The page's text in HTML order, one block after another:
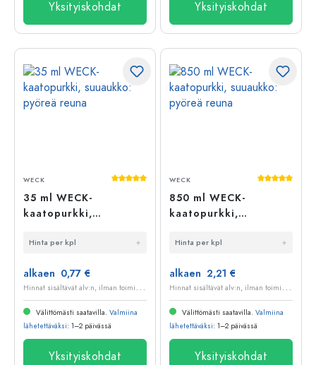
Yksityiskohdat Yksityiskohdat
Keskimääräinen arvosana 5 5 tähdestä
WECK
35 ml WECK-
kaatopurkki,
reuna
Hinta per kpl
alkaen 0,77 €
H
innat sisältävät alv:n, ilman toimituskuluja
Välittömästi saatavilla. Valmiina
lähetettäväksi: 1–2 päivässä
Yksityiskohdat
WECK
850 ml WECK-
kaatopurkki,
reuna
Hinta per kpl
alkaen 2,21 €
H
innat sisältävät alv:n, ilman toimituskuluja
Välittömästi saatavilla. Valmiina
lähetettäväksi: 1–2 päivässä
Yksityiskohdat